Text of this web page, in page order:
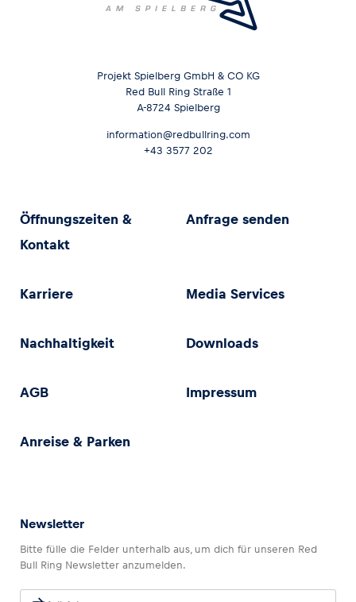
Projekt Spielberg GmbH & CO KG
Red Bull Ring Straße 1
A-8724 Spielberg
information@redbullring.com
+43 3577 202
Öffnungszeiten &
Kontakt
Anfrage senden
Karriere Media Services
Nachhaltigkeit Downloads
AGB Impressum
Anreise & Parken
Newsletter
Bitte fülle die Felder unterhalb aus, um dich für unseren Red
Bull Ring Newsletter anzumelden.